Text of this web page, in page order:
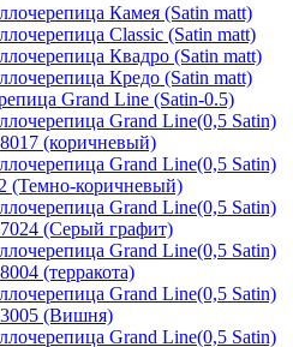
Камея (Satin matt)
Classic (Satin matt)
Квадро (Satin matt)
Кредо (Satin matt)
Grand Line (Satin-0.5)
Grand Line(0,5 Satin)
(коричневый)
Grand Line(0,5 Satin)
(Темно-коричневый)
Grand Line(0,5 Satin)
(Серый графит)
Grand Line(0,5 Satin)
(терракота)
Grand Line(0,5 Satin)
(Вишня)
Grand Line(0,5 Satin)